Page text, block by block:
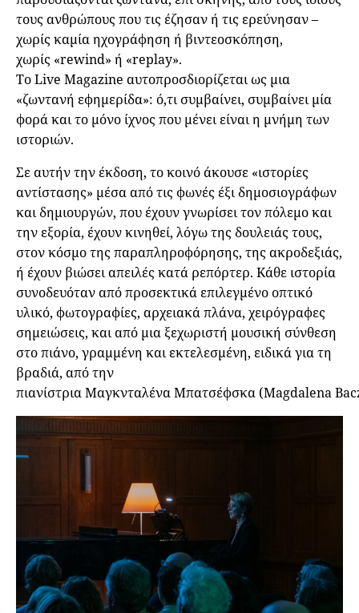
τους ανθρώπους που τις έζησαν ή τις ερεύνησαν –
χωρίς καμία ηχογράφηση ή βιντεοσκόπηση,
χωρίς «rewind» ή «replay».
Το Live Magazine αυτοπροσδιορίζεται ως μια
«ζωντανή εφημερίδα»: ό,τι συμβαίνει, συμβαίνει μία
φορά και το μόνο ίχνος που μένει είναι η μνήμη των
ιστοριών.
Σε αυτήν την έκδοση, το κοινό άκουσε «ιστορίες
αντίστασης» μέσα από τις φωνές έξι δημοσιογράφων
και δημιουργών, που έχουν γνωρίσει τον πόλεμο και
την εξορία, έχουν κινηθεί, λόγω της δουλειάς τους,
στον κόσμο της παραπληροφόρησης, της ακροδεξιάς,
ή έχουν βιώσει απειλές κατά ρεπόρτερ. Κάθε ιστορία
συνοδευόταν από προσεκτικά επιλεγμένο οπτικό
υλικό, φωτογραφίες, αρχειακά πλάνα, χειρόγραφες
σημειώσεις, και από μια ξεχωριστή μουσική σύνθεση
στο πιάνο, γραμμένη και εκτελεσμένη, ειδικά για τη
βραδιά, από την
πιανίστρια Μαγκνταλένα Μπατσέφσκα (Magdalena